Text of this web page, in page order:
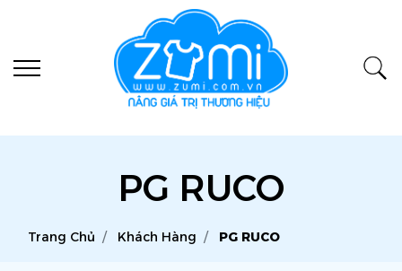
PG RUCO
Trang Chủ Khách Hàng PG RUCO